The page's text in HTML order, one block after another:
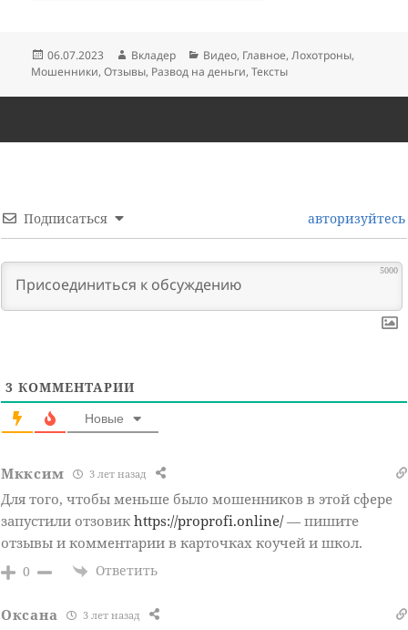
Опубликовано
06.07.2023 Автор
Вкладер Рубрики
Видео, Главное,Лохотроны,
Мошенники,Отзывы, Развод на деньги,Тексты
Подписаться авторизуйтесь
5000
3 КОММЕНТАРИИ
Новые
Мкксим 3 лет назад
Для того, чтобы меньше было мошенников в этой сфере
запустили отзовик https://proprofi.online/— пишите
отзывы и комментарии в карточках коучей и школ.
0 Ответить
Оксана 3 лет назад